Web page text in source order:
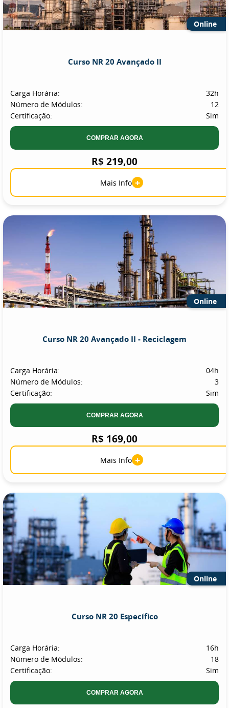
Online
Curso NR 20 Avançado II
Carga Horária:
32h
Número de Módulos:
12
Certificação:
Sim
COMPRAR AGORA
R$ 219,00
Mais Info +
Online
Curso NR 20 Avançado II - Reciclagem
Carga Horária:
04h
Número de Módulos:
3
Certificação:
Sim
COMPRAR AGORA
R$ 169,00
Mais Info +
Online
Curso NR 20 Específico
Carga Horária:
16h
Número de Módulos:
18
Certificação:
Sim
COMPRAR AGORA